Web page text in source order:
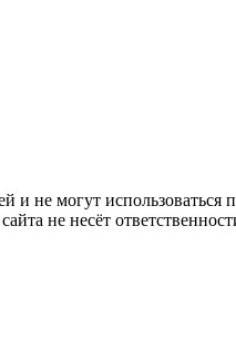
не могут использоваться
не несёт